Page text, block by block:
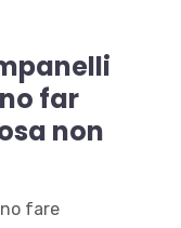
far
non
fare